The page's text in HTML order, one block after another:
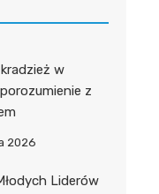
w
z
2026
Liderów